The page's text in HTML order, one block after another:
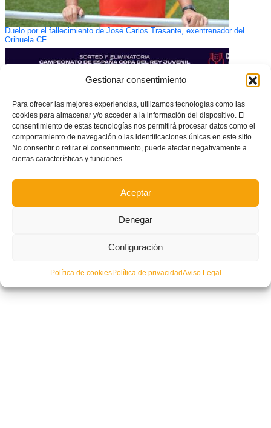
Gestionar consentimiento
Para ofrecer las mejores experiencias, utilizamos tecnologías como las
cookies para almacenar y/o acceder a la información del dispositivo. El
consentimiento de estas tecnologías nos permitirá procesar datos como el
comportamiento de navegación o las identificaciones únicas en este sitio.
No consentir o retirar el consentimiento, puede afectar negativamente a
ciertas características y funciones.
Aceptar
Denegar
Configuración
Política de cookiesPolítica de privacidadAviso Legal
Duelo por el fallecimiento de José Carlos Trasante, exentrenador del
Orihuela CF
Definidas las eliminatorias de dieciseisavos de Final de la Copa del Rey
Juvenil